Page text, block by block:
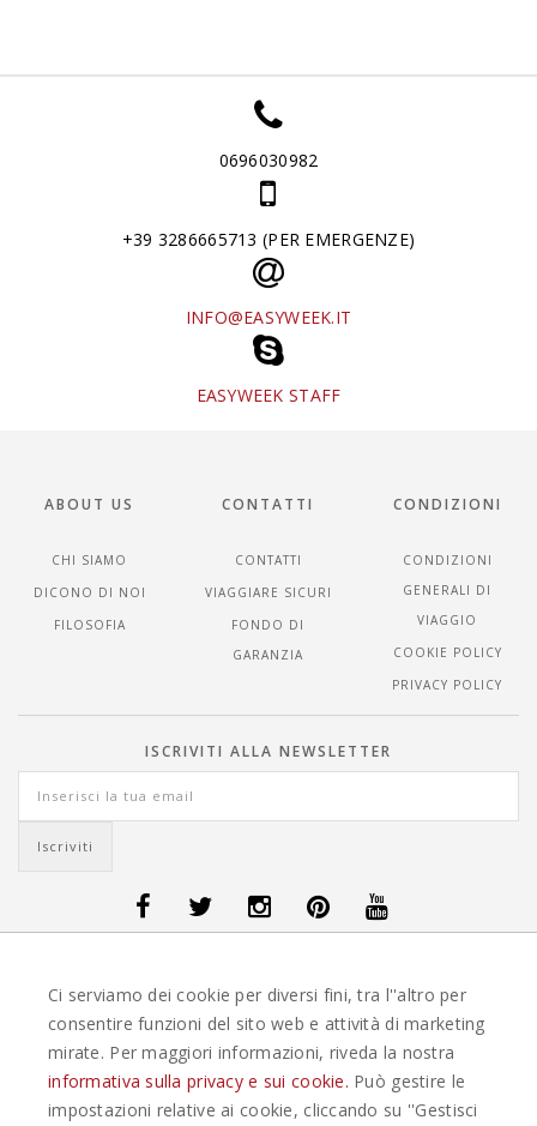
0696030982
+39 3286665713 (PER EMERGENZE)
INFO@EASYWEEK.IT
EASYWEEK STAFF
ABOUT US
CHI SIAMO
DICONO DI NOI
FILOSOFIA
CONTATTI
CONTATTI
VIAGGIARE SICURI
FONDO DI
GARANZIA
CONDIZIONI
CONDIZIONI
GENERALI DI
VIAGGIO
COOKIE POLICY
PRIVACY POLICY
ISCRIVITI ALLA NEWSLETTER
VIAGGI GUATEMALA -OFFERTE VIAGGI ISLANDA -OFFERTE VIAGGI
OFFERTE VIAGGI MAURITIUS OFFERTE VIAGGI MESSICO
OFFERTE VIAGGI NORVEGIA- OFFERTE VIAGGI PORTOGALLO-
OFFERTE VIAGGI SEYCHELLES-OFFERTE VIAGGI SPAGNA-OFFERTE
EASYWEEKS TOUR OPERATOR © 2026 COPYRIGHT EASYWEEK. TUTTI I DIRITTI
Ci serviamo dei cookie per diversi fini, tra l''altro per
consentire funzioni del sito web e attività di marketing
mirate. Per maggiori informazioni, riveda la nostra
informativa sulla privacy e sui cookie. Può gestire le
impostazioni relative ai cookie, cliccando su ''Gestisci